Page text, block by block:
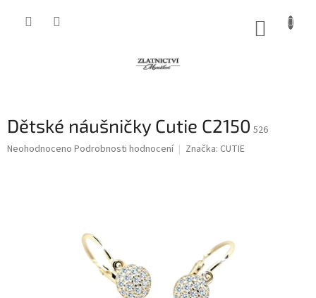
Dětské náušničky Cutie C2150 526
Průměrné
Neohodnoceno Podrobnosti hodnocení Značka: CUTIE